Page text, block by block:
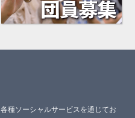
種ソーシャルサービスを通じてお